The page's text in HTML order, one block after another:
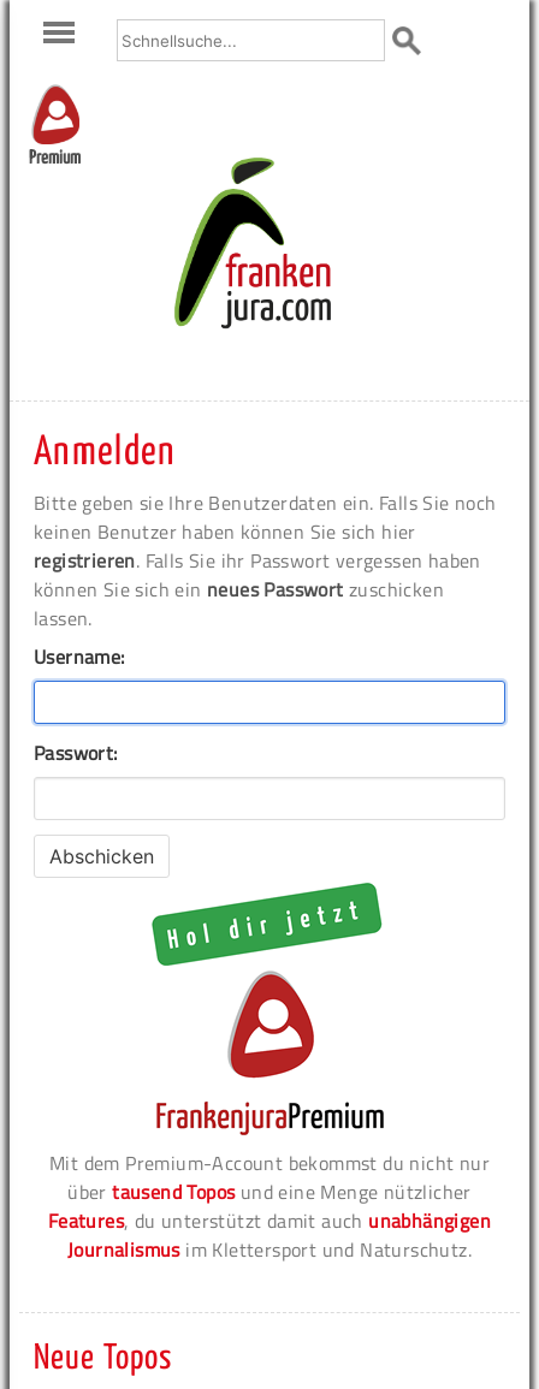
Premium
Anmelden
Bitte geben sie Ihre Benutzerdaten ein. Falls Sie noch
keinen Benutzer haben können Sie sich hier
registrieren. Falls Sie ihr Passwort vergessen haben
können Sie sich ein neues Passwort zuschicken
lassen.
Username:
Passwort:
Mit dem Premium-Account bekommst du nicht nur
übertausend Toposund eine Menge nützlicher
Features, du unterstützt damit auch unabhängigen
Journalismusim Klettersport und Naturschutz.
Neue Topos